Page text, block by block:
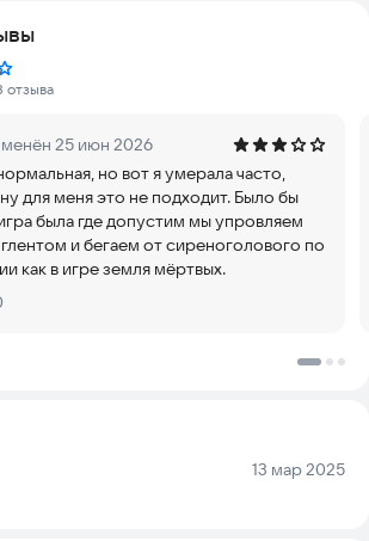
вас ждут таинственные предметы,
из них содержат чары, навсегда
терпит посторонних взглядов. Его
сердце жаждет крови Влада А4, Глента,
увлекательную атмосферу и
Мы приглашаем вас погрузиться в
Ваша задача — не попасться
всё, чтобы он вас не разорвал.
над которыми мы усердно работали.
отзыва
25 июн 2026
но вот я умерала часто,
меня это не подходит. Было бы
была где допустим мы упровляем
и бегаем от сиреноголового по
как в игре земля мёртвых.
Дата:
13 мар 2025